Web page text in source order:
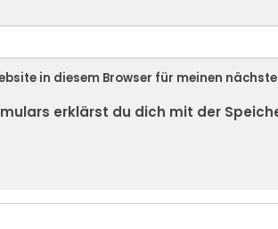
in diesem Browser für meinen
erklärst du dich mit der